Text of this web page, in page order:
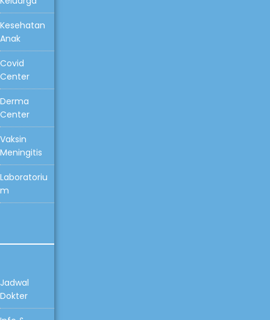
Kesehatan
Anak
Covid
Center
Derma
Center
Vaksin
Meningitis
Laboratoriu
m
Jadwal
Dokter